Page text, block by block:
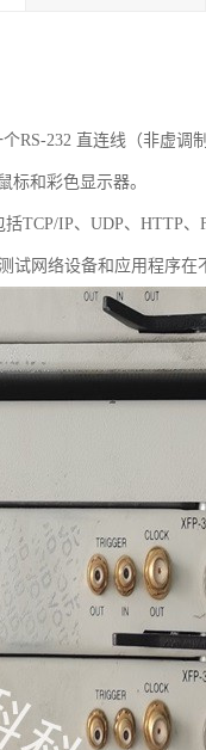
RS-232 直连线（非虚调
标和彩色显示器。
TCP/IP、UDP、HTTP
网络设备和应用程序在